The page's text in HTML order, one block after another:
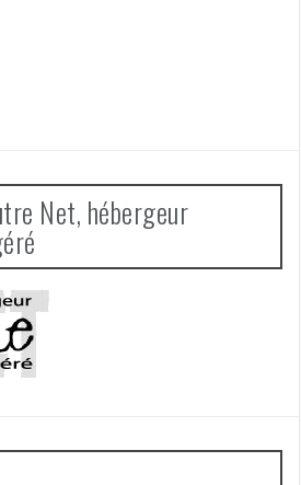
Net, hébergeur